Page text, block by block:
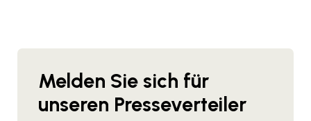
Melden Sie sich für
unseren Presseverteiler